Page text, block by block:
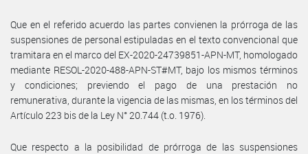
Que en el referido acuerdo las partes convienen la prórroga de las
suspensiones de personal estipuladas en el texto convencional que
tramitara en el marco del EX-2020-24739851-APN-MT, homologado
mediante RESOL-2020-488-APN-ST#MT, bajo los mismos términos
y condiciones; previendo el pago de una prestación no
remunerativa, durante la vigencia de las mismas, en los términos del
Artículo 223 bis de la Ley N° 20.744 (t.o. 1976).
Que respecto a la posibilidad de prórroga de las suspensiones